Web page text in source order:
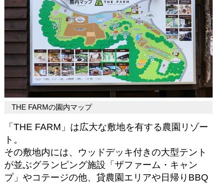
THE FARMの園内マップ
「THE FARM」は広大な敷地を有する農園リゾー
ト。
その敷地内には、ウッドデッキ付きの大型テント
が並ぶグランピング施設「ザファーム・キャン
プ」やコテージの他、貸農園エリアや日帰りBBQ